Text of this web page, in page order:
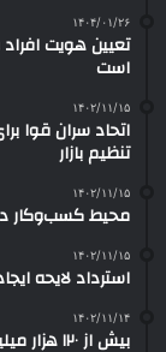
۱۴۰۴/۰۱/۲۶
تعیین هویت
است
۱۴۰۲/۱۱/۱۵
اتحاد سران قوا
تنظیم بازار
۱۴۰۲/۱۱/۱۵
محیط کسب‌وکار
۱۴۰۲/۱۱/۱۵
استرداد لایحه
۱۴۰۲/۱۱/۱۴
بیش از